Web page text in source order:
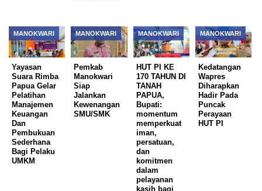
MANOKWARI
Yayasan
Suara Rimba
Papua Gelar
Pelatihan
Manajemen
Keuangan
Dan
Pembukuan
Sederhana
Bagi Pelaku
UMKM
MANOKWARI
Pemkab
Manokwari
Siap
Jalankan
Kewenangan
SMU/SMK
MANOKWARI
HUT PI KE
170 TAHUN DI
TANAH
PAPUA,
Bupati:
momentum
memperkuat
iman,
persatuan,
dan
komitmen
dalam
pelayanan
kasih bagi
MANOKWARI
Kedatangan
Wapres
Diharapkan
Hadir Pada
Puncak
Perayaan
HUT PI